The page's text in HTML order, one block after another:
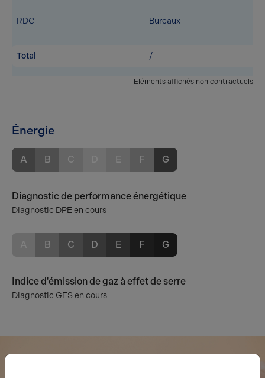
RDC Bureaux
Total /
Eléments affichés non contractuels
Énergie
A B C E F G
Diagnostic de performance énergétique
Diagnostic DPE en cours
B C D E F G
Indice d'émission de gaz à effet de serre
Diagnostic GES en cours